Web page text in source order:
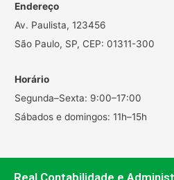
Endereço
Av. Paulista, 123456
São Paulo, SP, CEP: 01311-300
Horário
Segunda–Sexta: 9:00–17:00
Sábados e domingos: 11h–15h
Real Contabilidade e